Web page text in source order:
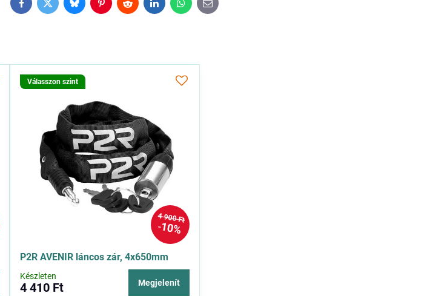
FacebookTwitterBlueskyPinterestRedditLinkedInWhatsApp
E-
mail
4 900 Ft
10%
Válasszon szint
P2R AVENIR láncos zár, 4x650mm
Készleten
4 410 Ft Megjelenít